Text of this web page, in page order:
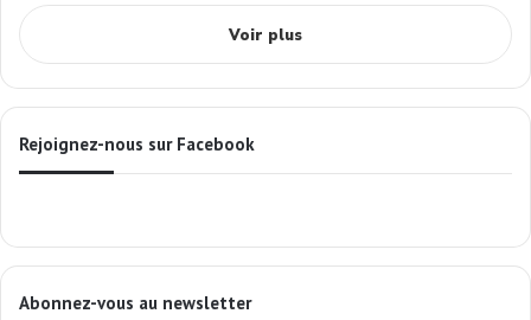
Voir plus
Rejoignez-nous sur Facebook
Abonnez-vous au newsletter